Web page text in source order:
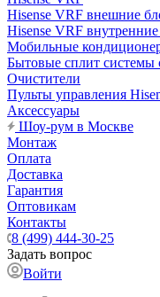
Hisense VRF внешние
Hisense VRF
Мобильные
Бытовые сплит системы
Очистители
Пульты управления
Аксессуары
Шоу-рум в Москве
Монтаж
Оплата
Доставка
Гарантия
Оптовикам
Контакты
8 (499) 444-30-25
Задать вопрос
Войти